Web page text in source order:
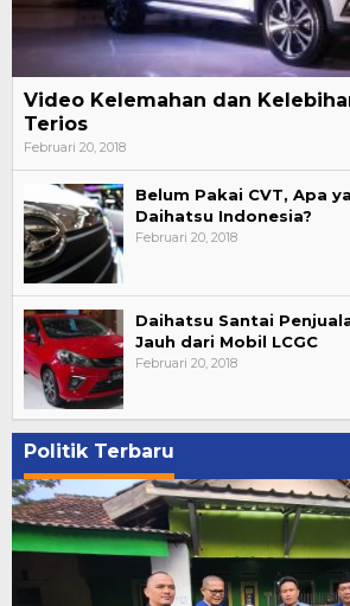
Video Kelemahan dan
Terios
Februari 20, 2018
Belum Pakai CVT, Apa
Daihatsu Indonesia?
Februari 20, 2018
Daihatsu Santai
Jauh dari Mobil LCGC
Februari 20, 2018
Politik Terbaru